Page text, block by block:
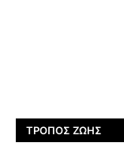
ΤΡΌΠΟΣ ΖΩΉΣ